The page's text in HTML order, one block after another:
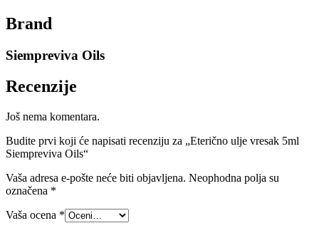
Brand
Siempreviva Oils
Recenzije
Još nema komentara.
Budite prvi koji će napisati recenziju za „Eterično ulje vresak 5ml
Siempreviva Oils“
Vaša adresa e-pošte neće biti objavljena. Neophodna polja su
označena *
Vaša ocena *